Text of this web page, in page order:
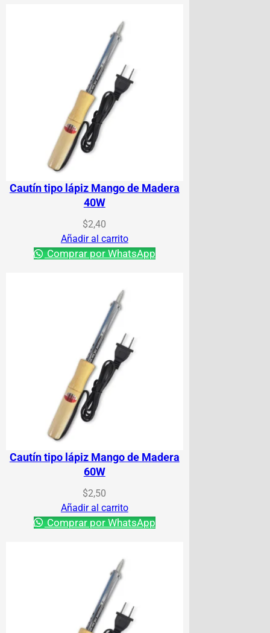
Cautín tipo lápiz Mango de Madera
40W
$2,40
Añadir al carrito
Comprar por WhatsApp
Cautín tipo lápiz Mango de Madera
60W
$2,50
Añadir al carrito
Comprar por WhatsApp